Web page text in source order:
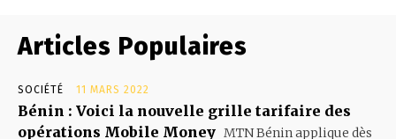
Articles Populaires
SOCIÉTÉ 11 MARS 2022
Bénin : Voici la nouvelle grille tarifaire des
opérations Mobile Money MTN Bénin applique dès